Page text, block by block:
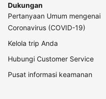
Dukungan
Pertanyaan Umum mengenai
Coronavirus (COVID-19)
Kelola trip Anda
Hubungi Customer Service
Pusat informasi keamanan